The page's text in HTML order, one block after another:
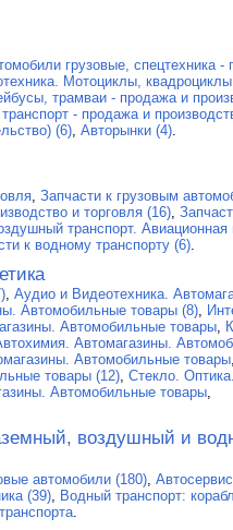
грузовые, спецтехника -
Мотоциклы,
трамваи - продажа и
- продажа и
(6), Авторынки (4).
, Запчасти к грузовым
и торговля (16),
транспорт. Авиационная
к водному транспорту (6).
, Аудио и Видеотехника.
Автомобильные товары (8),
Автомобильные товары,
Автомагазины.
Автомобильные товары,
товары (12), Cтекло.
Автомобильные товары,
воздушный и
автомобили (180),
(39), Водный транспорт:
.